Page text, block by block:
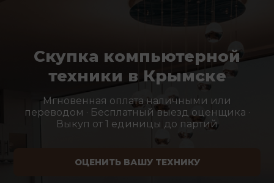
Скупка компьютерной
техники в Крымске
Мгновенная оплата наличными или
переводом · Бесплатный выезд оценщика ·
Выкуп от 1 единицы до партий
ОЦЕНИТЬ ВАШУ ТЕХНИКУ